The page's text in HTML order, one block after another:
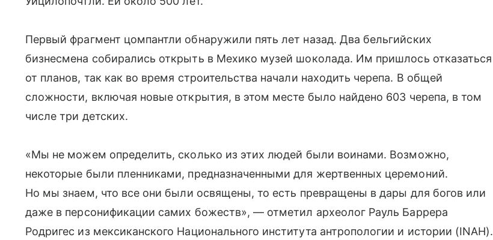
Первый фрагмент цомпантли обнаружили пять лет назад. Два бельгийских
бизнесмена собирались открыть в Мехико музей шоколада. Им пришлось отказаться
от планов, так как во время строительства начали находить черепа. В общей
сложности, включая новые открытия, в этом месте было найдено 603 черепа, в том
числе три детских.
«Мы не можем определить, сколько из этих людей были воинами. Возможно,
некоторые были пленниками, предназначенными для жертвенных церемоний.
Но мы знаем, что все они были освящены, то есть превращены в дары для богов или
даже в персонификации самих божеств», — отметил археолог Рауль Баррера
Родригес из мексиканского Национального института антропологии и истории (INAH).